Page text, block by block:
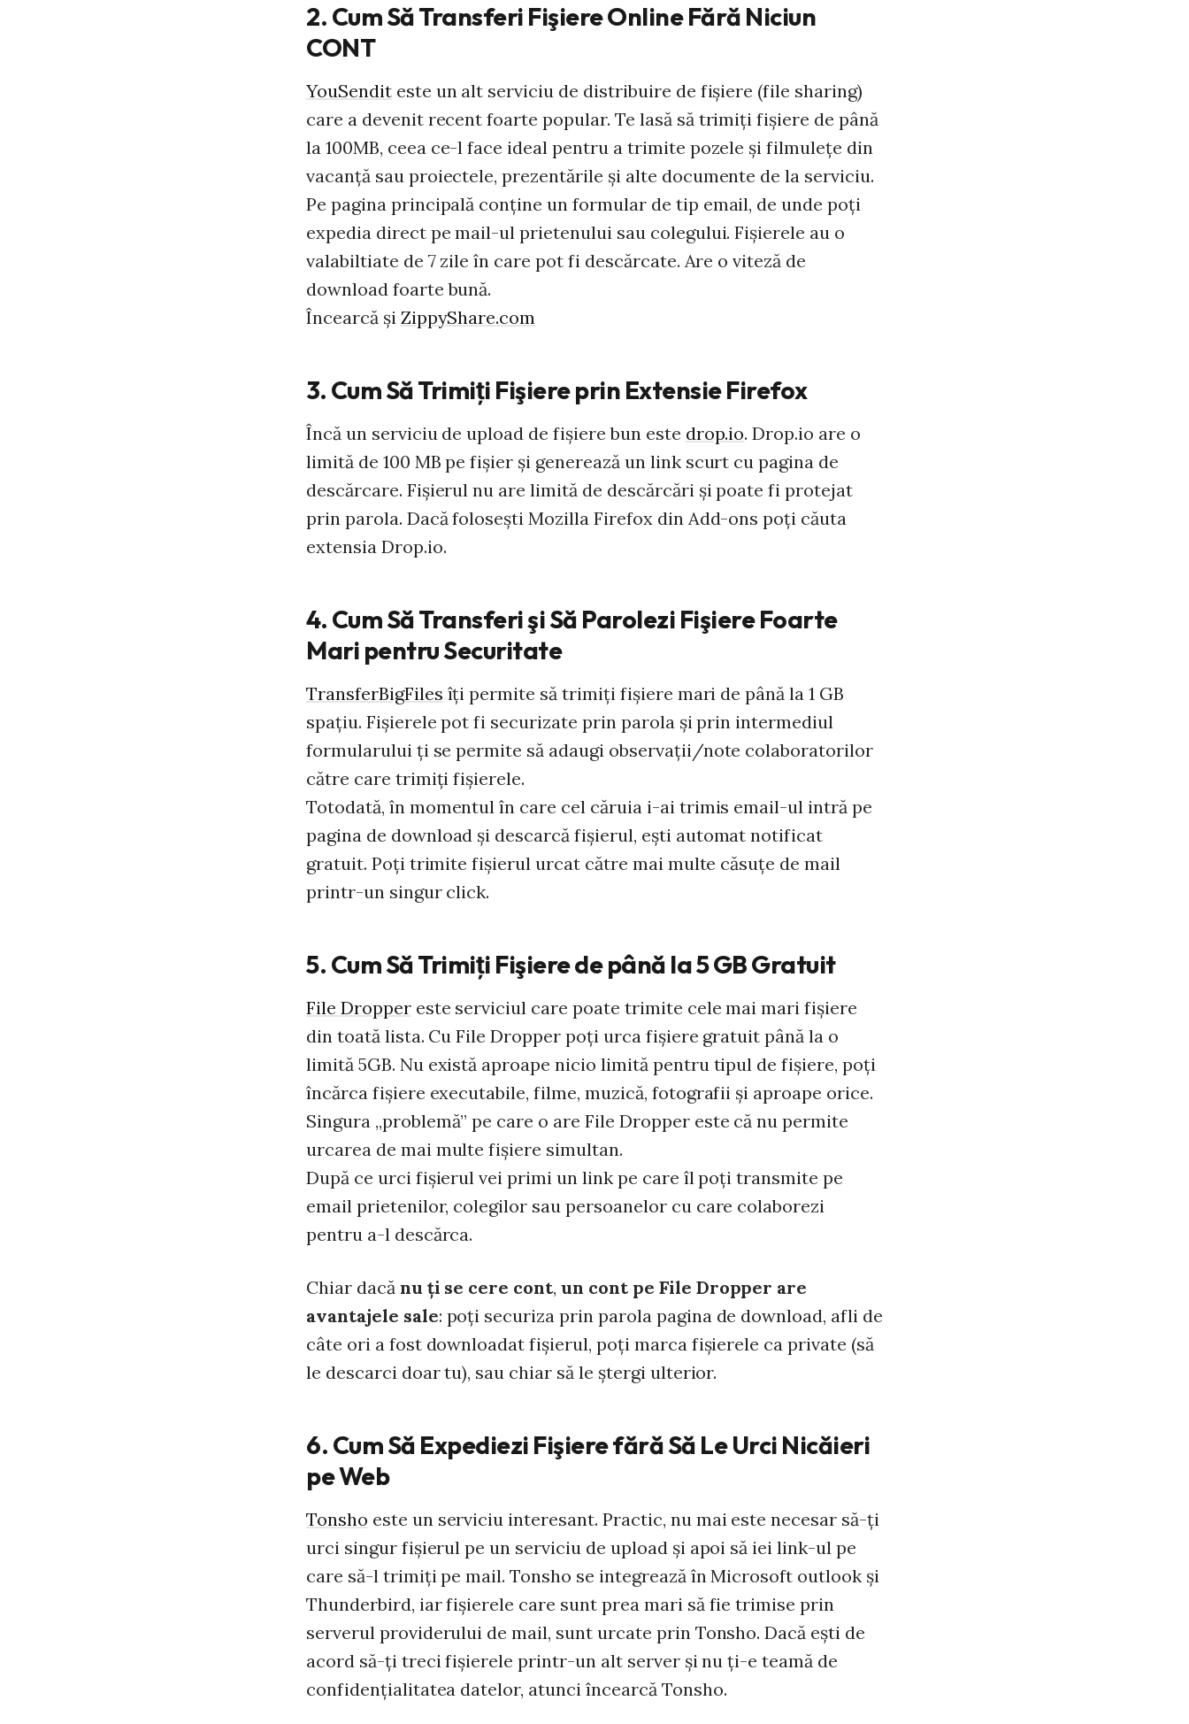
2. Cum Să Transferi Fişiere Online Fără Niciun
CONT
YouSenditeste un alt serviciu de distribuire de fişiere (file sharing)
care a devenit recent foarte popular. Te lasă să trimiţi fişiere de până
la 100MB, ceea ce-l face ideal pentru a trimite pozele şi filmuleţe din
vacanţă sau proiectele, prezentările şi alte documente de la serviciu.
Pe pagina principală conţine un formular de tip email, de unde poţi
expedia direct pe mail-ul prietenului sau colegului. Fişierele au o
valabiltiate de 7 zile în care pot fi descărcate. Are o viteză de
download foarte bună.
Încearcă şi ZippyShare.com
3. Cum Să Trimiţi Fişiere prin Extensie Firefox
Încă un serviciu de upload de fişiere bun este drop.io. Drop.io are o
limită de 100 MB pe fişier şi generează un link scurt cu pagina de
descărcare. Fişierul nu are limită de descărcări şi poate fi protejat
prin parola. Dacă foloseşti Mozilla Firefox din Add-ons poţi căuta
extensia Drop.io.
4. Cum Să Transferi şi Să Parolezi Fişiere Foarte
Mari pentru Securitate
TransferBigFiles îţi permite să trimiţi fişiere mari de până la 1 GB
spaţiu. Fişierele pot fi securizate prin parola şi prin intermediul
formularului ţi se permite să adaugi observaţii/note colaboratorilor
către care trimiţi fişierele.
Totodată, în momentul în care cel căruia i-ai trimis email-ul intră pe
pagina de download şi descarcă fişierul, eşti automat notificat
gratuit. Poţi trimite fişierul urcat către mai multe căsuţe de mail
printr-un singur click.
5. Cum Să Trimiţi Fişiere de până la 5 GB Gratuit
File Droppereste serviciul care poate trimite cele mai mari fişiere
din toată lista. Cu File Dropper poţi urca fişiere gratuit până la o
limită 5GB. Nu există aproape nicio limită pentru tipul de fişiere, poţi
încărca fişiere executabile, filme, muzică, fotografii şi aproape orice.
Singura „problemă” pe care o are File Dropper este că nu permite
urcarea de mai multe fişiere simultan.
După ce urci fişierul vei primi un link pe care îl poţi transmite pe
email prietenilor, colegilor sau persoanelor cu care colaborezi
pentru a-l descărca.
Chiar dacă nu ţi se cere cont,un cont pe File Dropper are
avantajele sale: poţi securiza prin parola pagina de download, afli de
câte ori a fost downloadat fişierul, poţi marca fişierele ca private (să
le descarci doar tu), sau chiar să le ştergi ulterior.
6. Cum Să Expediezi Fişiere fără Să Le Urci Nicăieri
pe Web
Tonsho este un serviciu interesant. Practic, nu mai este necesar să-ţi
urci singur fişierul pe un serviciu de upload şi apoi să iei link-ul pe
care să-l trimiţi pe mail. Tonsho se integrează în Microsoft outlook şi
Thunderbird, iar fişierele care sunt prea mari să fie trimise prin
serverul providerului de mail, sunt urcate prin Tonsho. Dacă eşti de
acord să-ţi treci fişierele printr-un alt server şi nu ţi-e teamă de
confidenţialitatea datelor, atunci încearcă Tonsho.